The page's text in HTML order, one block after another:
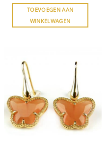
TOEVOEGEN AAN
WINKELWAGEN